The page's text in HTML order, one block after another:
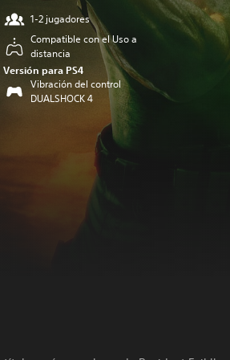
1-2 jugadores
Compatible con el Uso a
distancia
Versión para PS4
Vibración del control
DUALSHOCK 4